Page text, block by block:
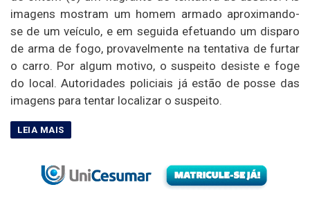
imagens mostram um homem armado aproximando-
se de um veículo, e em seguida efetuando um disparo
de arma de fogo, provavelmente na tentativa de furtar
o carro. Por algum motivo, o suspeito desiste e foge
do local. Autoridades policiais já estão de posse das
imagens para tentar localizar o suspeito.